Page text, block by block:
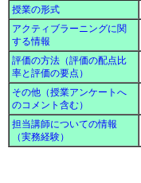
授業の形式
アクティブラーニングに関
する情報
評価の方法（評価の配点比
率と評価の要点）
その他（授業アンケートへ
のコメント含む）
担当講師についての情報
（実務経験）